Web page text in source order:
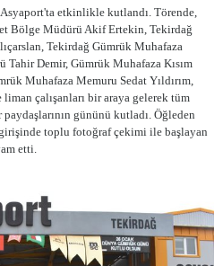
etkinlikle kutlandı. Törende,
Bölge Müdürü Akif Ertekin, Tekirdağ
Tekirdağ Gümrük Muhafaza
Tahir Demir, Gümrük Muhafaza Kısım
Muhafaza Memuru Sedat Yıldırım,
çalışanları bir araya gelerek tüm
paydaşlarının gününü kutladı. Öğleden
toplu fotoğraf çekimi ile başlayan
etti.